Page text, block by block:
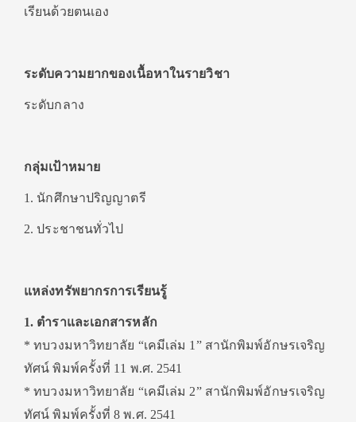
เรียนด้วยตนเอง
ระดับความยากของเนื้อหาในรายวิชา
ระดับกลาง
กลุ่มเป้าหมาย
1. นักศึกษาปริญญาตรี
2. ประชาชนทั่วไป
แหล่งทรัพยากรการเรียนรู้
1. ตำราและเอกสารหลัก
* ทบวงมหาวิทยาลัย “เคมีเล่ม 1” สานักพิมพ์อักษรเจริญ
ทัศน์ พิมพ์ครั้งที่ 11 พ.ศ. 2541
* ทบวงมหาวิทยาลัย “เคมีเล่ม 2” สานักพิมพ์อักษรเจริญ
ทัศน์ พิมพ์ครั้งที่ 8 พ.ศ. 2541